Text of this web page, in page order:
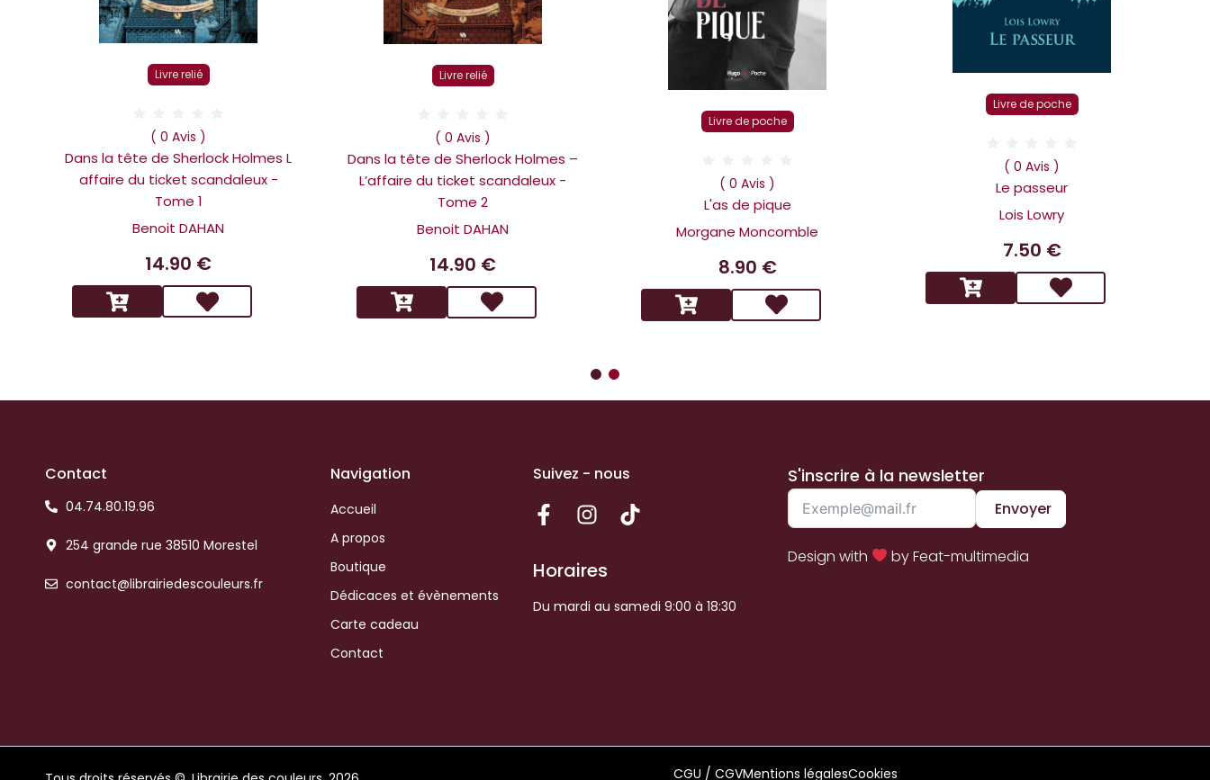
Livre relié
( 0 Avis )
Dans la tête de Sherlock Holmes L
affaire du ticket scandaleux -
Tome 1
Benoit DAHAN
14.90 €
Livre relié
( 0 Avis )
Dans la tête de Sherlock Holmes –
L’affaire du ticket scandaleux -
Tome 2
Benoit DAHAN
14.90 €
Livre de poche
( 0 Avis )
L'as de pique
Morgane Moncomble
8.90 €
Livre de poche
( 0 Avis )
Le passeur
Lois Lowry
7.50 €
Contact
04.74.80.19.96
254 grande rue 38510 Morestel
contact@librairiedescouleurs.fr
Navigation
Accueil
A propos
Boutique
Dédicaces et évènements
Carte cadeau
Contact
Suivez - nous
Horaires
Du mardi au samedi 9:00 à 18:30
S'inscrire à la newsletter
Envoyer
Design with by Feat-multimedia
CGU / CGVMentions légalesCookies